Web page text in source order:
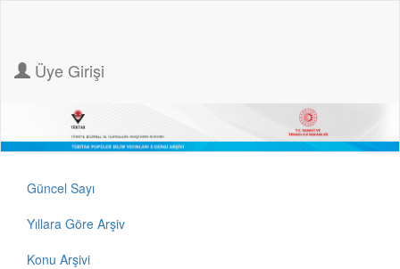
Üye Girişi
Güncel Sayı
Yıllara Göre Arşiv
Konu Arşivi